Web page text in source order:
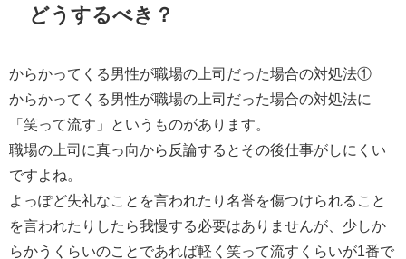
どうするべき？
からかってくる男性が職場の上司だった場合の対処法①
からかってくる男性が職場の上司だった場合の対処法に
「笑って流す」というものがあります。
職場の上司に真っ向から反論するとその後仕事がしにくい
ですよね。
よっぽど失礼なことを言われたり名誉を傷つけられること
を言われたりしたら我慢する必要はありませんが、少しか
らかうくらいのことであれば軽く笑って流すくらいが1番で